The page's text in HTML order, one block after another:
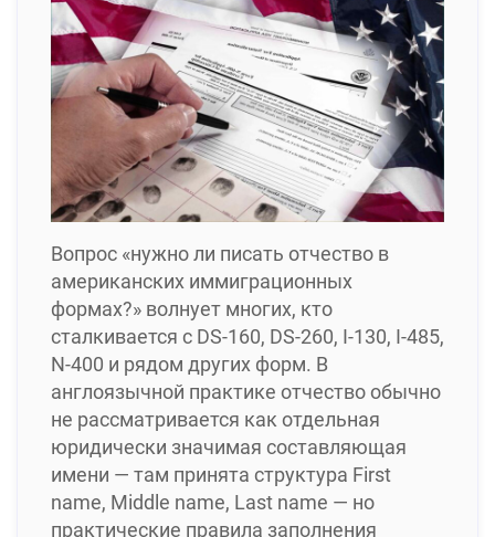
Вопрос «нужно ли писать отчество в
американских иммиграционных
формах?» волнует многих, кто
сталкивается с DS-160, DS-260, I-130, I-485,
N-400 и рядом других форм. В
англоязычной практике отчество обычно
не рассматривается как отдельная
юридически значимая составляющая
имени — там принята структура First
name, Middle name, Last name — но
практические правила заполнения